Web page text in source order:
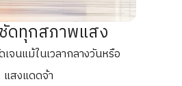
ดทุกสภาพแสง
จนแม้ในเวลากลางวันหรือ
แสงแดดจ้า